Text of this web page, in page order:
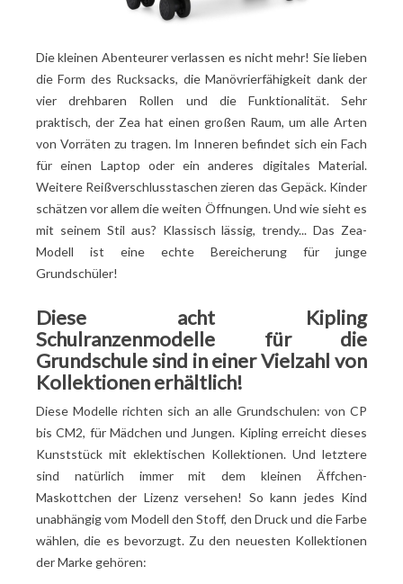
Die kleinen Abenteurer verlassen es nicht mehr! Sie lieben
die Form des Rucksacks, die Manövrierfähigkeit dank der
vier drehbaren Rollen und die Funktionalität. Sehr
praktisch, der Zea hat einen großen Raum, um alle Arten
von Vorräten zu tragen. Im Inneren befindet sich ein Fach
für einen Laptop oder ein anderes digitales Material.
Weitere Reißverschlusstaschen zieren das Gepäck. Kinder
schätzen vor allem die weiten Öffnungen. Und wie sieht es
mit seinem Stil aus? Klassisch lässig, trendy... Das Zea-
Modell ist eine echte Bereicherung für junge
Grundschüler!
Diese acht Kipling
Schulranzenmodelle für die
Grundschule sind in einer Vielzahl von
Kollektionen erhältlich!
Diese Modelle richten sich an alle Grundschulen: von CP
bis CM2, für Mädchen und Jungen. Kipling erreicht dieses
Kunststück mit eklektischen Kollektionen. Und letztere
sind natürlich immer mit dem kleinen Äffchen-
Maskottchen der Lizenz versehen! So kann jedes Kind
unabhängig vom Modell den Stoff, den Druck und die Farbe
wählen, die es bevorzugt. Zu den neuesten Kollektionen
der Marke gehören: